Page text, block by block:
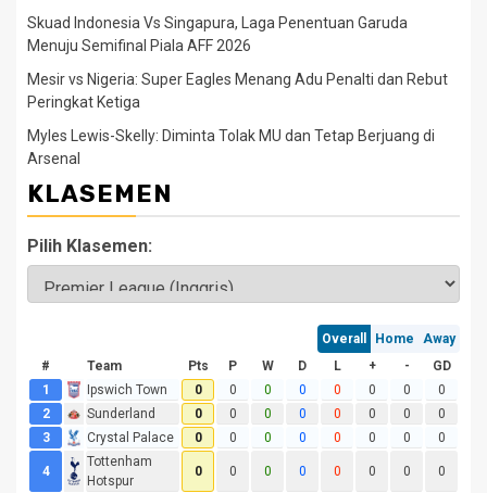
Skuad Indonesia Vs Singapura, Laga Penentuan Garuda
Menuju Semifinal Piala AFF 2026
Mesir vs Nigeria: Super Eagles Menang Adu Penalti dan Rebut
Peringkat Ketiga
Myles Lewis-Skelly: Diminta Tolak MU dan Tetap Berjuang di
Arsenal
KLASEMEN
Pilih Klasemen: